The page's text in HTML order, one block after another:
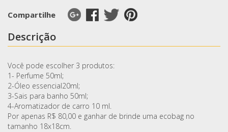
Compartilhe
Descrição
Você pode escolher 3 produtos:
1- Perfume 50ml;
2-Óleo essencial20ml;
3-Sais para banho 50ml;
4-Aromatizador de carro 10 ml.
Por apenas R$ 80,00 e ganhar de brinde uma ecobag no
tamanho 18x18cm.